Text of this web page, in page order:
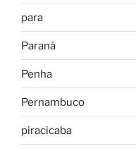
para
Paraná
Penha
Pernambuco
piracicaba